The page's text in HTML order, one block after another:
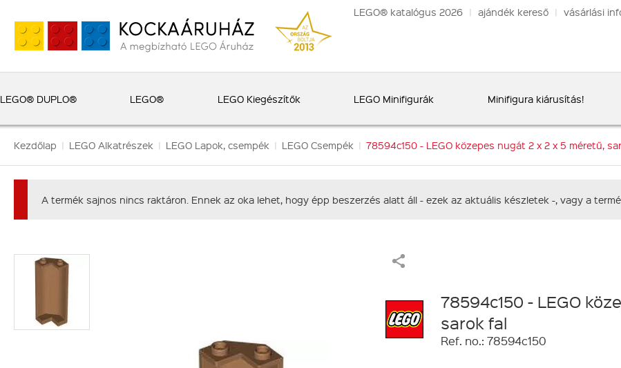
LEGO® katalógus 2026 | ajándék kereső | vásárlási
LEGO® DUPLO® LEGO® LEGO Kiegészítők LEGO Minifigurák Minifigura kiárusítás!
Kezdőlap | LEGO Alkatrészek | LEGO Lapok, csempék | LEGO Csempék | 78594c150 - LEGO közepes nugát 2 x 2 x 5 méretű,
A termék sajnos nincs raktáron. Ennek az oka lehet, hogy épp beszerzés alatt áll - ezek az aktuális készletek -, vagy a
78594c150 - LEGO
sarok fal
Ref. no.: 78594c150